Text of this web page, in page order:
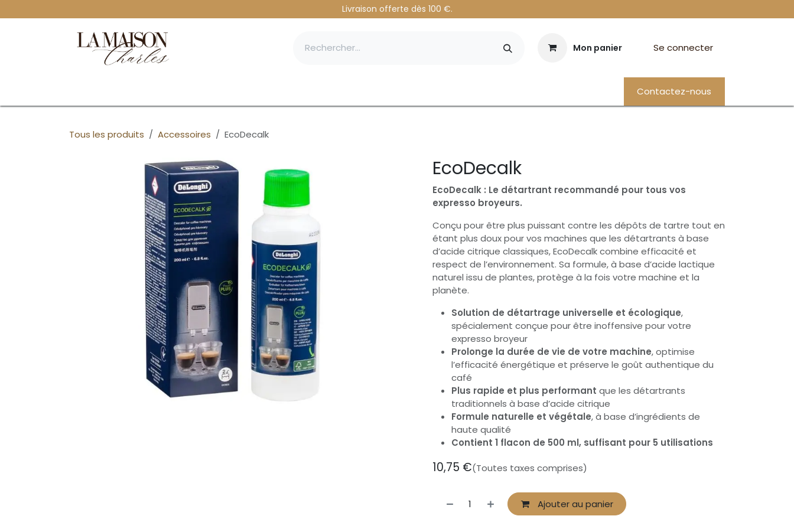
Livraison of​ferte dès 100 ​€.
Mon panier Se connecter
Contactez-nous
Tous les produits Accessoires EcoDecalk
EcoDecalk
EcoDecalk : Le détartrant recommandé pour tous vos
expresso broyeurs.
Conçu pour être plus puissant contre les dépôts de tartre tout en
étant plus doux pour vos machines que les détartrants à base
d’acide citrique classiques, EcoDecalk combine efficacité et
respect de l’environnement. Sa formule, à base d’acide lactique
naturel issu de plantes, protège à la fois votre machine et la
planète.
Solution de détartrage universelle et écologique,
spécialement conçue pour être inoffensive pour votre
expresso broyeur
Prolonge la durée de vie de votre machine, optimise
l’efficacité énergétique et préserve le goût authentique du
café
Plus rapide et plus performant que les détartrants
traditionnels à base d’acide citrique
Formule naturelle et végétale, à base d’ingrédients de
haute qualité
Contient 1 flacon de 500 ml, suffisant pour 5 utilisations
10,75 €(Toutes taxes comprises)
Ajouter au panier